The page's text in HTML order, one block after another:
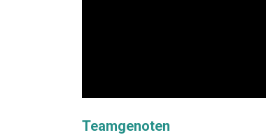
Teamgenoten